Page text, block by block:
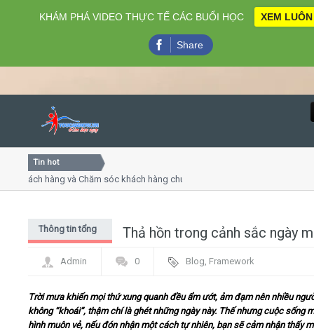
Close
Home
Lịch khai giảng
Tin hot
hàng và Chăm sóc khách hàng chuyên nghiệp
Thả hồn trong cảnh sắc ngày
Thông tin tổng
Admin
0 Blog, Framework
Trời mưa khiến mọi thứ xung quanh đều ẩm ướt, ảm đạm nên nhiều
không “khoái”, thậm chí là ghét những ngày này. Thế nhưng cuộc sống
hình muôn vẻ, nếu đón nhận một cách tự nhiên, bạn sẽ cảm nhận thấy
KHÁM PHÁ VIDEO THỰC TẾ CÁC BUỔI HỌC XEM LUÔN
Share